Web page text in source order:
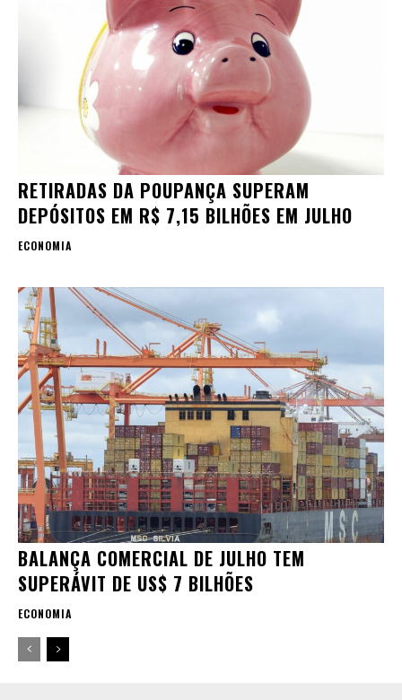
RETIRADAS DA POUPANÇA SUPERAM
DEPÓSITOS EM R$ 7,15 BILHÕES EM JULHO
ECONOMIA
BALANÇA COMERCIAL DE JULHO TEM
SUPERÁVIT DE US$ 7 BILHÕES
ECONOMIA